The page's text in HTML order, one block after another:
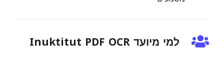
למי מיועד Inuktitut PDF OCR